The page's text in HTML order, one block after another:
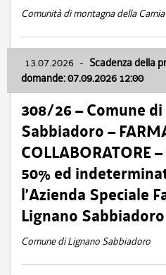
Comunità di montagna della Carnia
13.07.2026 - Scadenza della
domande: 07.09.2026 12:00
308/26 – Comune
Sabbiadoro –
COLLABORATORE
50% ed
l’Azienda Speciale
Lignano Sabbiadoro
Comune di Lignano Sabbiadoro